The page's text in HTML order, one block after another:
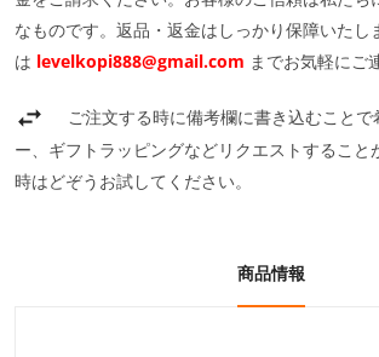
なものです。返品・返金はしっかり保障いたし
は levelkopi888@gmail.com までお気軽にご
ご注文する時に備考欄に書き込むこと
ー、ギフトラッピングなどリクエストすること
時はどぞうお試してください。
商品情報